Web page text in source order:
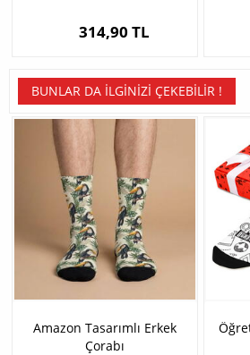
314,90 TL
BUNLAR DA İLGINIZI ÇEKEBILIR !
Amazon Tasarımlı Erkek
Çorabı